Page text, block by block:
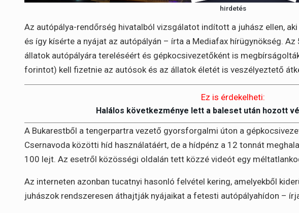
hirdetés
Az autópálya-rendőrség hivatalból vizsgálatot indított a juhász ellen,
és így kísérte a nyájat az autópályán – írta a Mediafax hírügynökség.
állatok autópályára tereléséért és gépkocsivezetőként is
forintot) kell fizetnie az autósok és az állatok életét is veszélyeztető
Ez is érdekelheti:
Halálos következménye lett a baleset után hozott
A Bukarestből a tengerpartra vezető gyorsforgalmi úton a
Csernavoda közötti híd használatáért, de a hídpénz a 12 tonnát
100 lejt. Az esetről közösségi oldalán tett közzé videót egy
Az interneten azonban tucatnyi hasonló felvétel kering, amelyekből
juhászok rendszeresen áthajtják nyájaikat a fetesti autópályahídon –